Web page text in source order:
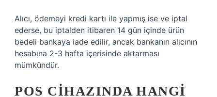
Alıcı, ödemeyi kredi kartı ile yapmış ise ve iptal
ederse, bu iptalden itibaren 14 gün içinde ürün
bedeli bankaya iade edilir, ancak bankanın alıcının
hesabına 2-3 hafta içerisinde aktarması
mümkündür.
POS CIHAZINDA HANGI